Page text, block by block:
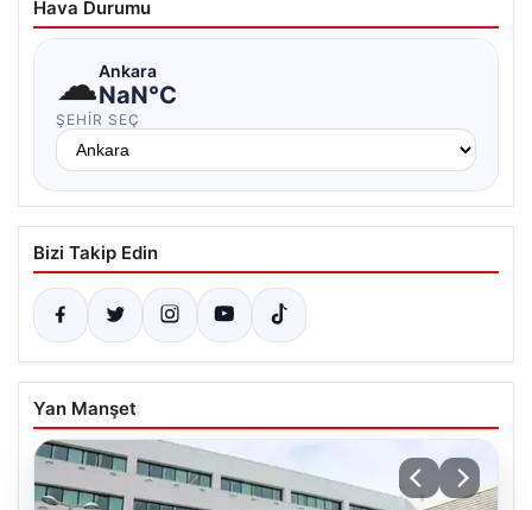
Hava Durumu
☁Ankara
NaN°C
ŞEHIR SEÇ
Bizi Takip Edin
Yan Manşet